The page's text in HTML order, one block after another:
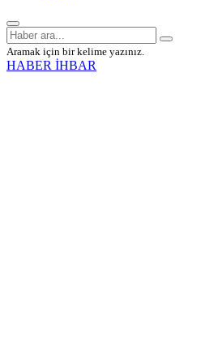
Aramak için bir kelime yazınız.
HABER İHBAR